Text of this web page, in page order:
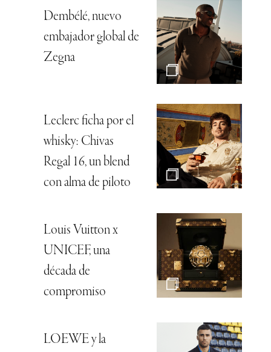
Dembélé, nuevo
embajador global de
Zegna
Leclerc ficha por el
whisky: Chivas
Regal 16, un blend
con alma de piloto
Louis Vuitton x
UNICEF, una
década de
compromiso
LOEWE y la